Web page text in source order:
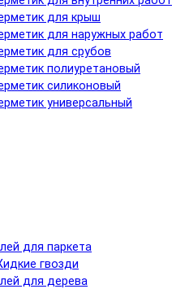
для крыш
для наружных работ
для срубов
полиуретановый
силиконовый
универсальный
для паркета
гвозди
для дерева